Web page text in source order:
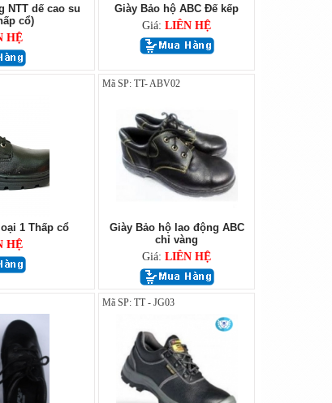
NTT dế cao su
cổ)
HỆ
Giày Bảo hộ ABC Đế kếp
Giá: LIÊN HỆ
1 Thấp cổ
HỆ
Mã SP: TT- ABV02
Giày Bảo hộ lao động ABC
chỉ vàng
Giá: LIÊN HỆ
Mã SP: TT - JG03